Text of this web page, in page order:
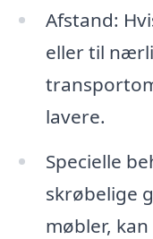
Afstand:
eller til
lavere.
Specielle
skrøbelige
møbler,